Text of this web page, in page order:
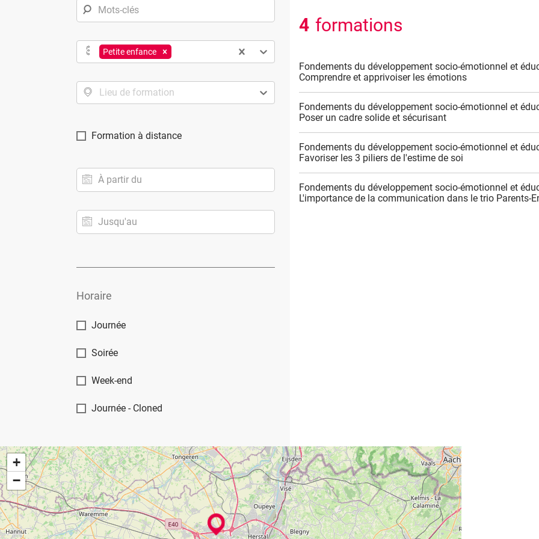
Petite enfance
Lieu de formation
Formation à distance
Horaire
Journée
Soirée
Week-end
Journée - Cloned
4 formations
Fondements du développement socio-émotionnel et
Comprendre et apprivoiser les émotions
Fondements du développement socio-émotionnel et
Poser un cadre solide et sécurisant
Fondements du développement socio-émotionnel et
Favoriser les 3 piliers de l'estime de soi
Fondements du développement socio-émotionnel et
L'importance de la communication dans le trio Parents-
+
−